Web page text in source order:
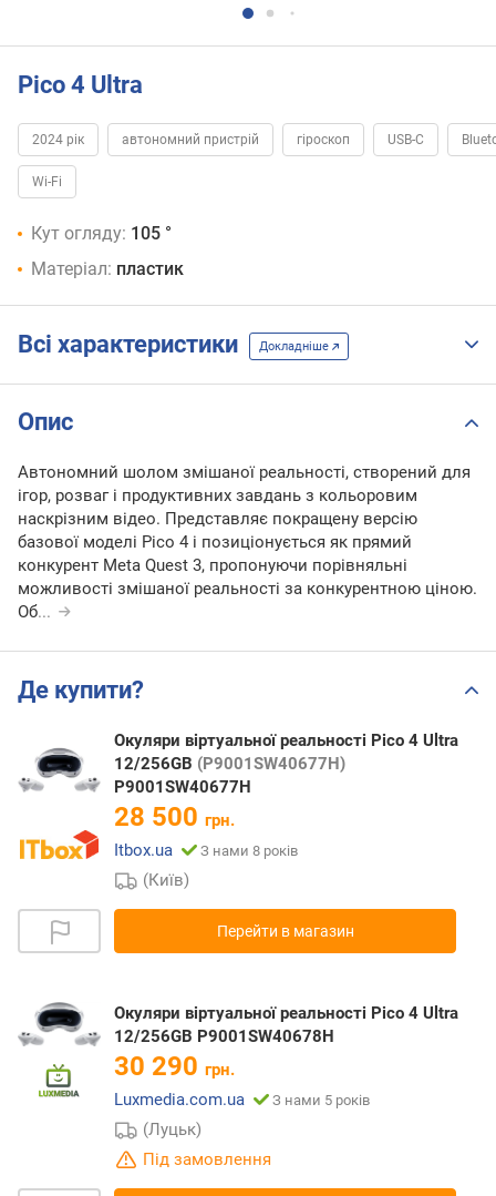
Pico 4 Ultra
2024 рік автономний пристрій гіроскоп USB-C
Wi-Fi
Кут огляду: 105 °
Матеріал: пластик
Всі характеристики Докладніше
Опис
Автономний шолом змішаної реальності, створений для
ігор, розваг і продуктивних завдань з кольоровим
наскрізним відео. Представляє покращену версію
базової моделі Pico 4 і позиціонується як прямий
конкурент Meta Quest 3, пропонуючи порівняльні
можливості змішаної реальності за конкурентною ціною.
Об...
Де купити?
Окуляри віртуальної реальності Pico 4 Ultra
12/256GB (P9001SW40677H)
P9001SW40677H
28 500 грн.
Itbox.ua
З нами 8 років
(Київ)
Перейти в магазин
Окуляри віртуальної реальності Pico 4 Ultra
12/256GB P9001SW40678H
30 290 грн.
Luxmedia.com.ua
З нами 5 років
(Луцьк)
Під замовлення